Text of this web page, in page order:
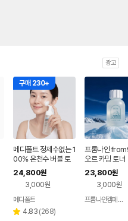
광고
구매 230+
메디폴트 정제수없는 1
00% 온천수 버블 토
너
24,800원
3,000원
페이
메디폴트
별 4.83 리
(268)
프롬나인
오르 카밍 토너
23,800원
3,000원
프롬나인캠페인몰